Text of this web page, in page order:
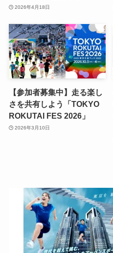
2026年4月18日
【参加者募集中】走る楽し
さを共有しよう「TOKYO
ROKUTAI FES 2026」
2026年3月10日